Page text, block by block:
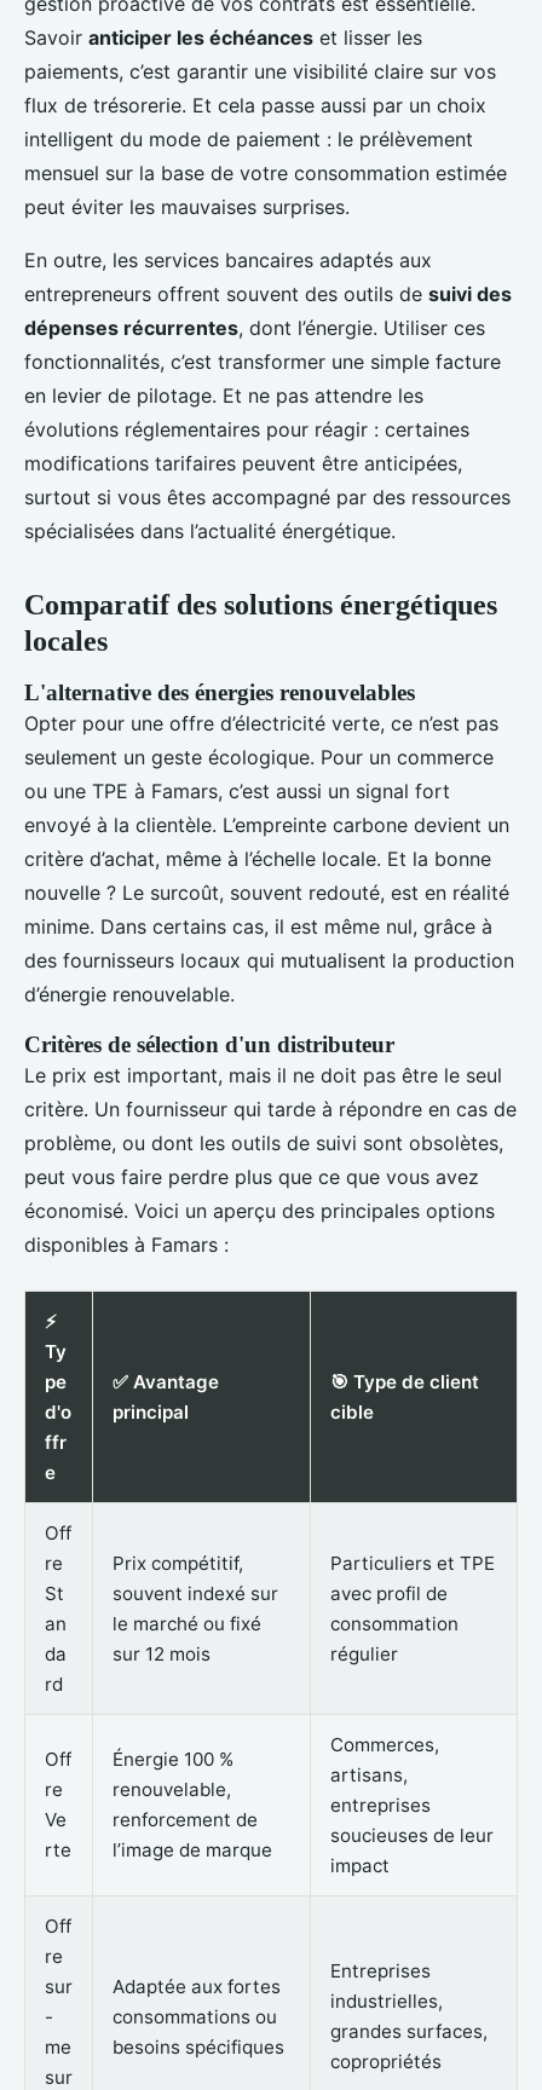
Savoir anticiper les échéances et lisser les
paiements, c’est garantir une visibilité claire sur vos
flux de trésorerie. Et cela passe aussi par un choix
intelligent du mode de paiement : le prélèvement
mensuel sur la base de votre consommation estimée
peut éviter les mauvaises surprises.
En outre, les services bancaires adaptés aux
entrepreneurs offrent souvent des outils de suivi des
dépenses récurrentes, dont l’énergie. Utiliser ces
fonctionnalités, c’est transformer une simple facture
en levier de pilotage. Et ne pas attendre les
évolutions réglementaires pour réagir : certaines
modifications tarifaires peuvent être anticipées,
surtout si vous êtes accompagné par des ressources
spécialisées dans l’actualité énergétique.
Comparatif des solutions énergétiques
locales
L'alternative des énergies renouvelables
Opter pour une offre d’électricité verte, ce n’est pas
seulement un geste écologique. Pour un commerce
ou une TPE à Famars, c’est aussi un signal fort
envoyé à la clientèle. L’empreinte carbone devient un
critère d’achat, même à l’échelle locale. Et la bonne
nouvelle ? Le surcoût, souvent redouté, est en réalité
minime. Dans certains cas, il est même nul, grâce à
des fournisseurs locaux qui mutualisent la production
d’énergie renouvelable.
Critères de sélection d'un distributeur
Le prix est important, mais il ne doit pas être le seul
critère. Un fournisseur qui tarde à répondre en cas de
problème, ou dont les outils de suivi sont obsolètes,
peut vous faire perdre plus que ce que vous avez
économisé. Voici un aperçu des principales options
disponibles à Famars :
⚡
Ty
pe
d'o
ffr
e
✅ Avantage
principal
🎯 Type de client
cible
Off
re
St
an
da
rd
Prix compétitif,
souvent indexé sur
le marché ou fixé
sur 12 mois
Particuliers et TPE
avec profil de
consommation
régulier
Off
re
Ve
rte
Énergie 100 %
renouvelable,
renforcement de
l’image de marque
Commerces,
artisans,
entreprises
soucieuses de leur
impact
Off
re
sur
-
me
sur
Adaptée aux fortes
consommations ou
besoins spécifiques
Entreprises
industrielles,
grandes surfaces,
copropriétés